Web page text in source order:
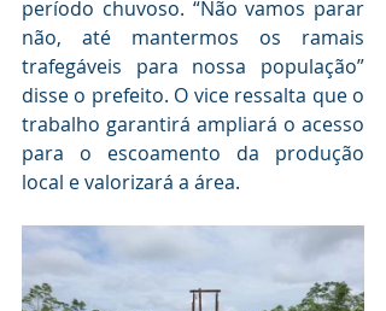
período chuvoso. “Não vamos parar
não, até mantermos os ramais
trafegáveis para nossa população”
disse o prefeito. O vice ressalta que o
trabalho garantirá ampliará o acesso
para o escoamento da produção
local e valorizará a área.